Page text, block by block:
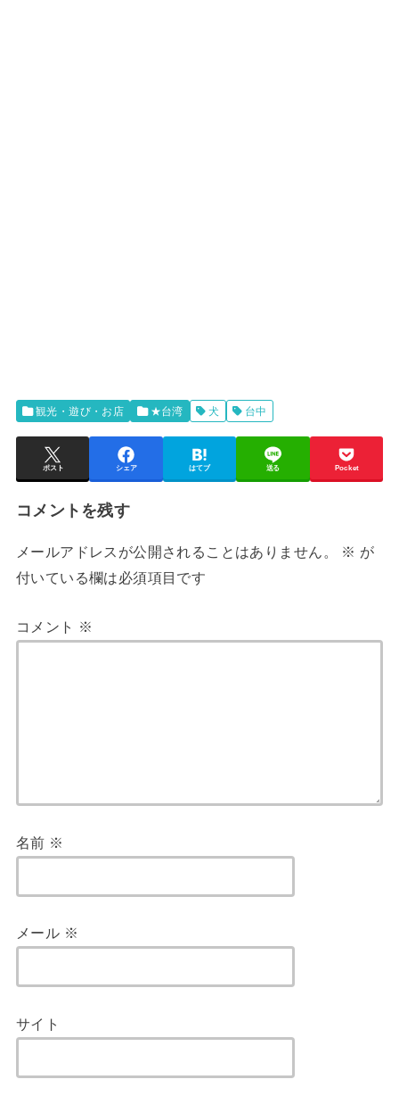
観光・遊び・お店 ★台湾 犬 台中
ポスト シェア はてブ 送る Pocket
コメントを残す
メールアドレスが公開されることはありません。 ※ が
付いている欄は必須項目です
コメント ※
名前 ※
メール ※
サイト